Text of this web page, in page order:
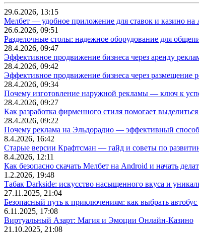
29.6.2026, 13:15
Мелбет — удобное приложение для ставок и казино
26.6.2026, 09:51
Разделочные столы: надежное оборудование для
28.4.2026, 09:47
Эффективное продвижение бизнеса через аренду
28.4.2026, 09:42
Эффективное продвижение бизнеса через размещение
28.4.2026, 09:34
Почему изготовление наружной рекламы — ключ к
28.4.2026, 09:27
Как разработка фирменного стиля помогает
28.4.2026, 09:22
Почему реклама на Эльдорадио — эффективный
8.4.2026, 16:42
Старые версии Крафтсман — гайд и советы по
8.4.2026, 12:11
Как безопасно скачать Мелбет на Android и начать
1.2.2026, 19:48
Табак Darkside: искусство насыщенного вкуса и
27.11.2025, 21:04
Безопасный путь к приключениям: как выбрать автобус
6.11.2025, 17:08
Виртуальный Азарт: Магия и Эмоции Онлайн-Казино
21.10.2025, 21:08